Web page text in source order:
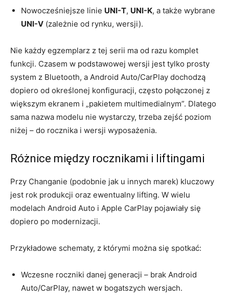
Nowocześniejsze linie UNI-T, UNI-K, a także wybrane
UNI-V (zależnie od rynku, wersji).
Nie każdy egzemplarz z tej serii ma od razu komplet
funkcji. Czasem w podstawowej wersji jest tylko prosty
system z Bluetooth, a Android Auto/CarPlay dochodzą
dopiero od określonej konfiguracji, często połączonej z
większym ekranem i „pakietem multimedialnym”. Dlatego
sama nazwa modelu nie wystarczy, trzeba zejść poziom
niżej – do rocznika i wersji wyposażenia.
Różnice między rocznikami i liftingami
Przy Changanie (podobnie jak u innych marek) kluczowy
jest rok produkcji oraz ewentualny lifting. W wielu
modelach Android Auto i Apple CarPlay pojawiały się
dopiero po modernizacji.
Przykładowe schematy, z którymi można się spotkać:
Wczesne roczniki danej generacji – brak Android
Auto/CarPlay, nawet w bogatszych wersjach.